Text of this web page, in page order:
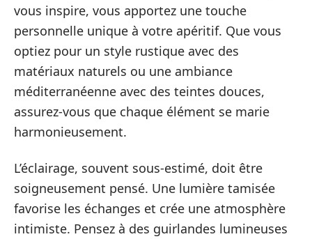
vous inspire, vous apportez une touche
personnelle unique à votre apéritif. Que vous
optiez pour un style rustique avec des
matériaux naturels ou une ambiance
méditerranéenne avec des teintes douces,
assurez-vous que chaque élément se marie
harmonieusement.
L’éclairage, souvent sous-estimé, doit être
soigneusement pensé. Une lumière tamisée
favorise les échanges et crée une atmosphère
intimiste. Pensez à des guirlandes lumineuses